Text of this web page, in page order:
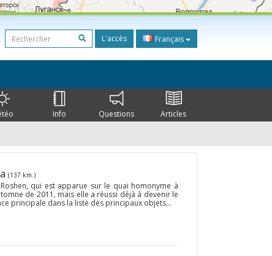
L'accès Français
Info Questions Articles
(137 km.)
qui est apparue sur le quai homonyme à
de 2011, mais elle a réussi déjà à devenir le
principale dans la liste des principaux objets...